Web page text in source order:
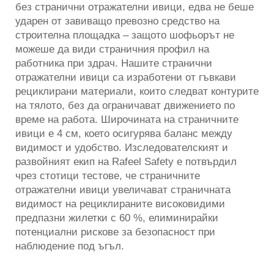
без странични отражателни ивици, едва не беше
ударен от завиващо превозно средство на
строителна площадка – защото шофьорът не
можеше да види страничния профил на
работника при здрач. Нашите странични
отражателни ивици са изработени от гъвкави
рециклирани материали, които следват контурите
на тялото, без да ограничават движението по
време на работа. Широчината на страничните
ивици е 4 см, което осигурява баланс между
видимост и удобство. Изследователският и
развойният екип на Rafeel Safety е потвърдил
чрез стотици тестове, че страничните
отражателни ивици увеличават страничната
видимост на рециклираните високовидими
предпазни жилетки с 60 %, елиминирайки
потенциални рискове за безопасност при
наблюдение под ъгъл.